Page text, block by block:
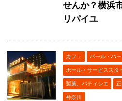
せんか？横浜
リパイユ
カフェ バール・バー
ホール・サービススタ
製菓、パティシエ
神奈川